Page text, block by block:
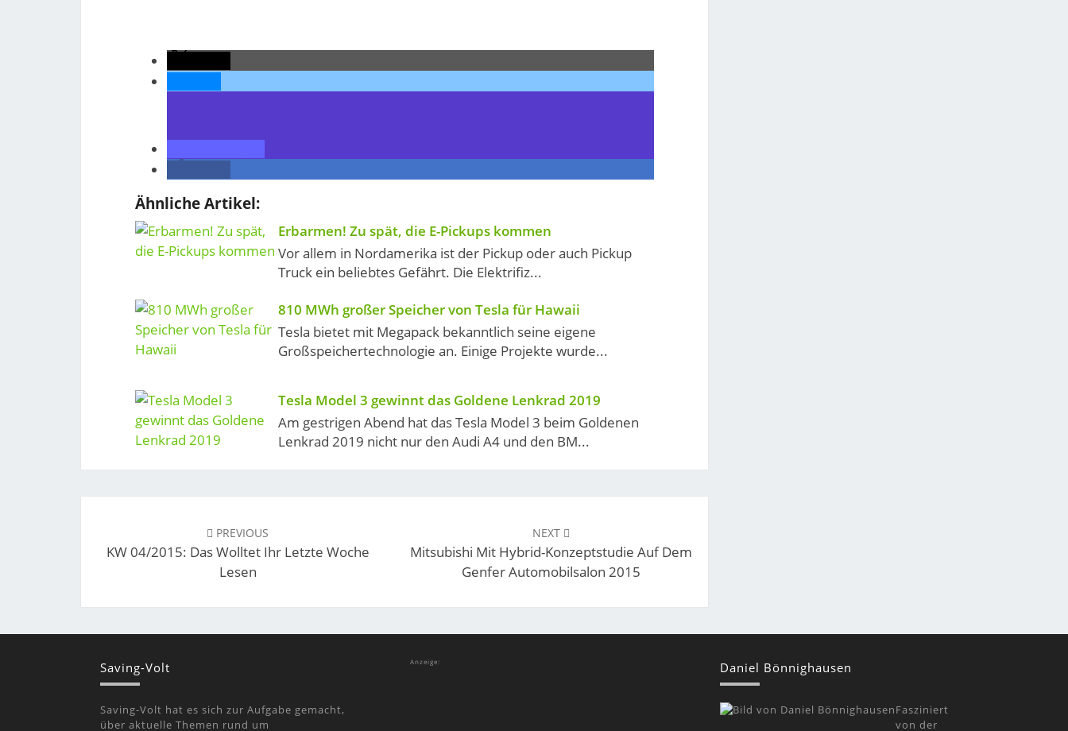
Ähnliche Artikel:
Erbarmen! Zu spät, die E-Pickups kommen
Vor allem in Nordamerika ist der Pickup oder auch Pickup
Truck ein beliebtes Gefährt. Die Elektrifiz...
810 MWh großer Speicher von Tesla für Hawaii
Tesla bietet mit Megapack bekanntlich seine eigene
Großspeichertechnologie an. Einige Projekte wurde...
Tesla Model 3 gewinnt das Goldene Lenkrad 2019
Am gestrigen Abend hat das Tesla Model 3 beim Goldenen
Lenkrad 2019 nicht nur den Audi A4 und den BM...
Post
PREVIOUS
KW 04/2015: Das Wolltet Ihr Letzte Woche
Lesen
NEXT
Mitsubishi Mit Hybrid-Konzeptstudie Auf Dem
Genfer Automobilsalon 2015
Saving-Volt
Saving-Volt hat es sich zur Aufgabe gemacht,
über aktuelle Themen rund um
Anzeige: Daniel Bönnighausen
Fasziniert
von der